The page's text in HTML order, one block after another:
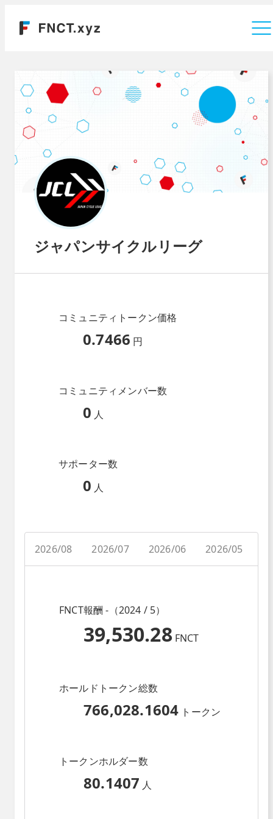
ジャパンサイクルリーグ
コミュニティトークン価格
0.7466 円
コミュニティメンバー数
0 人
サポーター数
0 人
2026/08 2026/07 2026/06 2026/05
FNCT報酬 -（2024 / 5）
39,530.28 FNCT
ホールドトークン総数
766,028.1604 トークン
トークンホルダー数
80.1407 人